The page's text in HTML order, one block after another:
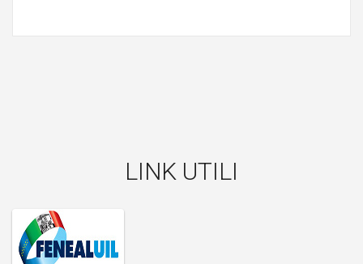
LINK UTILI